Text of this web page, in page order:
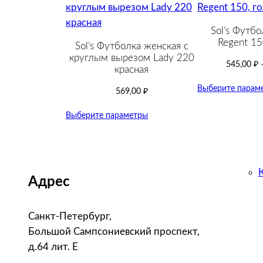
Sol’s Футболка женская с
круглым вырезом Lady 220
красная
569,00 ₽
Выберите параметры
Sol’s
Regent
545,00 ₽
Выберите
Адрес
Санкт-Петербург,
Большой Сампсониевский проспект,
д.64 лит. Е